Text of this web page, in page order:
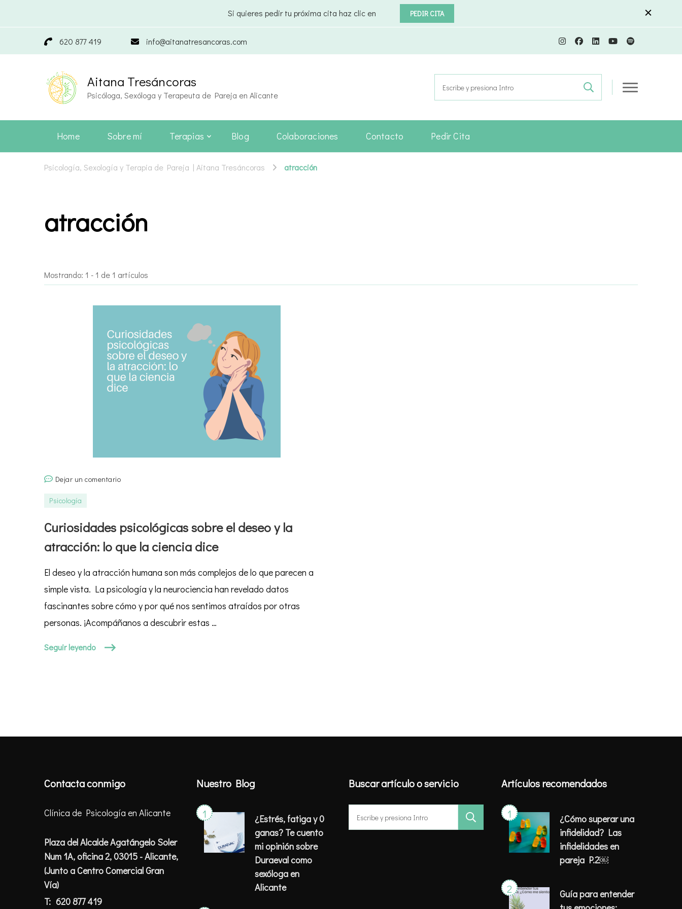
Si quieres pedir tu próxima cita haz clic en PEDIR CITA
620 877 419 info@aitanatresancoras.com
Aitana Tresáncoras
Psicóloga, Sexóloga y Terapeuta de Pareja en Alicante
Buscar:
Home Sobre mí Terapias Blog Colaboraciones Contacto Pedir Cita
Psicología, Sexología y Terapia de Pareja | Aitana Tresáncoras atracción
atracción
Mostrando: 1 - 1 de 1 artículos
Dejar un comentarioen
el
deseo
la
atracción:
que
la
Psicología
Curiosidades psicológicas sobre el deseo y la
atracción: lo que la ciencia dice
El deseo y la atracción humana son más complejos de lo que parecen a
simple vista. La psicología y la neurociencia han revelado datos
fascinantes sobre cómo y por qué nos sentimos atraídos por otras
personas. ¡Acompáñanos a descubrir estas …
Seguir leyendo
Contacta conmigo
Clínica de Psicología en Alicante
Plaza del Alcalde Agatángelo Soler
Num 1A, oficina 2, 03015 - Alicante,
(Junto a Centro Comercial Gran
Vía)
T: 620 877 419
Nuestro Blog
¿Estrés, fatiga y 0
ganas? Te cuento
mi opinión sobre
Duraeval como
sexóloga en
Alicante
Buscar artículo o servicio
Buscar:
Artículos recomendados
¿Cómo superar una
infidelidad? Las
infidelidades en
pareja P.2￼
Guía para entender